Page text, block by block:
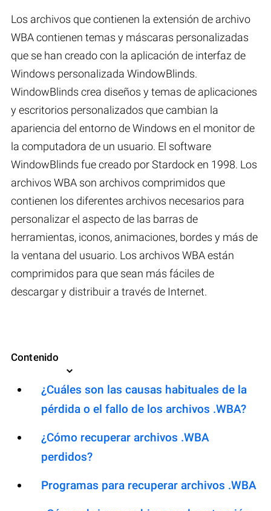
Los archivos que contienen la extensión de archivo
WBA contienen temas y máscaras personalizadas
que se han creado con la aplicación de interfaz de
Windows personalizada WindowBlinds.
WindowBlinds crea diseños y temas de aplicaciones
y escritorios personalizados que cambian la
apariencia del entorno de Windows en el monitor de
la computadora de un usuario. El software
WindowBlinds fue creado por Stardock en 1998. Los
archivos WBA son archivos comprimidos que
contienen los diferentes archivos necesarios para
personalizar el aspecto de las barras de
herramientas, iconos, animaciones, bordes y más de
la ventana del usuario. Los archivos WBA están
comprimidos para que sean más fáciles de
descargar y distribuir a través de Internet.
Contenido
¿Cuáles son las causas habituales de la
pérdida o el fallo de los archivos .WBA?
¿Cómo recuperar archivos .WBA
perdidos?
Programas para recuperar archivos .WBA